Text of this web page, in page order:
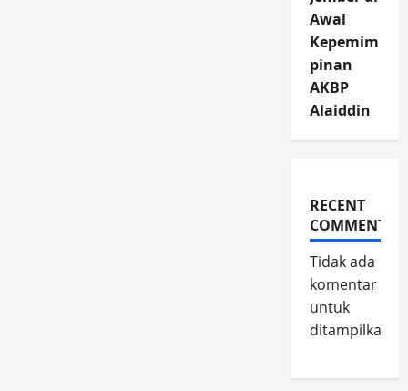
Awal
Kepemim
pinan
AKBP
Alaiddin
RECENT
COMMENTS
Tidak ada
komentar
untuk
ditampilkan.